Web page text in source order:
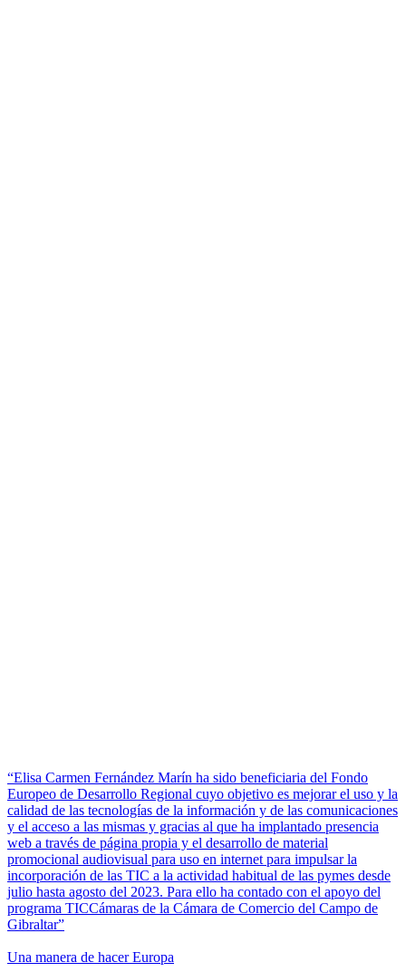
“Elisa Carmen Fernández Marín ha sido beneficiaria del Fondo
Europeo de Desarrollo Regional cuyo objetivo es mejorar el uso y la
calidad de las tecnologías de la información y de las comunicaciones
y el acceso a las mismas y gracias al que ha implantado presencia
web a través de página propia y el desarrollo de material
promocional audiovisual para uso en internet para impulsar la
incorporación de las TIC a la actividad habitual de las pymes desde
julio hasta agosto del 2023. Para ello ha contado con el apoyo del
programa TICCámaras de la Cámara de Comercio del Campo de
Gibraltar”
Una manera de hacer Europa